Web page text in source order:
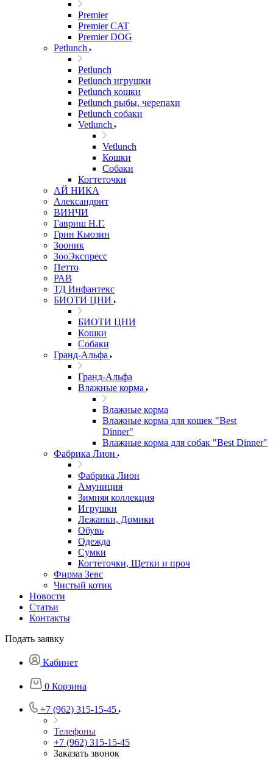
Premier
Premier CAT
Premier DOG
Petlunch
Petlunch
Petlunch игрушки
Petlunch кошки
Petlunch рыбы, черепахи
Petlunch собаки
Vetlunch
Vetlunch
Кошки
Собаки
Когтеточки
АЙ НИКА
Александрит
ВИНЧИ
Гавриш Н.Г.
Грин Кьюзин
Зооник
ЗооЭкспресс
Петто
РАВ
ТД Инфантекс
БИОТИ ЦНИ
БИОТИ ЦНИ
Кошки
Собаки
Гранд-Альфа
Гранд-Альфа
Влажные корма
Влажные корма
Влажные корма для кошек "Best
Dinner"
Влажные корма для собак "Best Dinner"
Фабрика Лион
Фабрика Лион
Амуниция
Зимняя коллекция
Игрушки
Лежанки, Домики
Обувь
Одежда
Сумки
Когтеточки, Щетки и проч
Фирма Зевс
Чистый котик
Новости
Статьи
Контакты
Подать заявку
Кабинет
0 Корзина
+7 (962) 315-15-45
Телефоны
+7 (962) 315-15-45
Заказать звонок